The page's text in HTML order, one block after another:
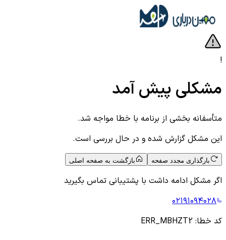
!
مشکلی پیش آمد
متأسفانه بخشی از برنامه با خطا مواجه شد.
این مشکل گزارش شده و در حال بررسی است.
بارگذاری مجدد صفحه بازگشت به صفحه اصلی
اگر مشکل ادامه داشت با پشتیبانی تماس بگیرید
۰۲۱۹۱۰۹۴۰۲۸
کد خطا: ERR_MBHZT2